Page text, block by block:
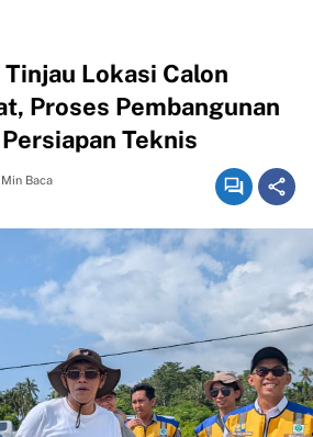
Lokasi Calon
Proses Pembangunan
Teknis
Baca